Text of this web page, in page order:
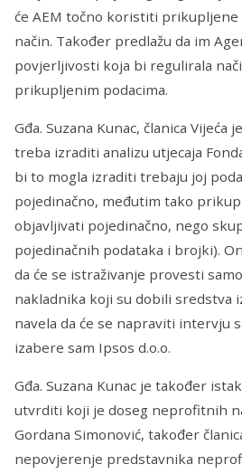
će AEM točno koristiti
način. Također predlažu da im
povjerljivosti koja bi regulirala
prikupljenim podacima.
Gđa. Suzana Kunac, članica Vijeća
treba izraditi analizu utjecaja
bi to mogla izraditi trebaju joj
pojedinačno, međutim tako
objavljivati pojedinačno, nego
pojedinačnih podataka i brojki).
da će se istraživanje provesti
nakladnika koji su dobili sredstva
navela da će se napraviti intervju
izabere sam Ipsos d.o.o.
Gđa. Suzana Kunac je također
utvrditi koji je doseg neprofitnih
Gordana Simonović, također
nepovjerenje predstavnika